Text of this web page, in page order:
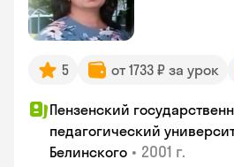
5 от 1733 ₽ за урок
Пензенский
педагогический
Белинского • 2001 г.